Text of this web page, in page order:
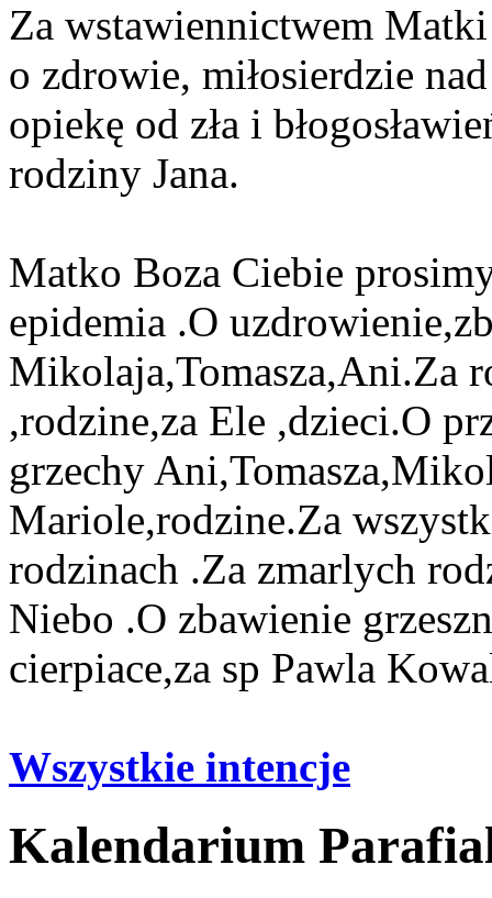
Za wstawiennictwem Matki
o zdrowie, miłosierdzie
opiekę od zła i
rodziny Jana.
Matko Boza Ciebie
epidemia .O
Mikolaja,Tomasza,Ani.Za
,rodzine,za Ele ,dzieci.O
grzechy
Mariole,rodzine.Za
rodzinach .Za zmarlych
Niebo .O zbawienie
cierpiace,za sp Pawla
Wszystkie intencje
Kalendarium